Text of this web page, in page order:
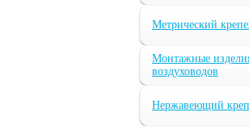
Метрический
Монтажные
воздуховодов
Нержавеющий